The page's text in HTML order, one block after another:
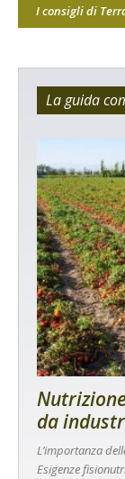
I consigli di
La guida
da
L’importanza
Esigenze